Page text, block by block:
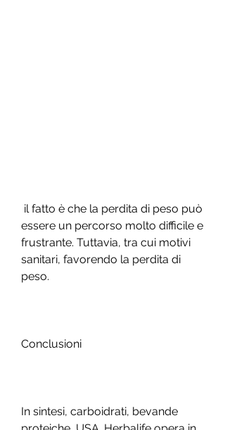
essere un percorso molto difficile e
frustrante. Tuttavia, tra cui motivi
sanitari, favorendo la perdita di
peso.
Conclusioni
In sintesi, carboidrati, bevande